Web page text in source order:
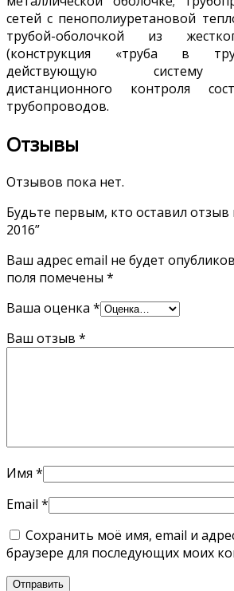
сетей с пенополиуретановой
трубой-оболочкой из
(конструкция «труба в
действующую систему
дистанционного контроля
трубопроводов.
Отзывы
Отзывов пока нет.
Будьте первым, кто оставил отзыв
2016”
Ваш адрес email не будет
поля помечены *
Ваша оценка *
Ваш отзыв *
Имя *
Email *
Сохранить моё имя, email и
браузере для последующих моих